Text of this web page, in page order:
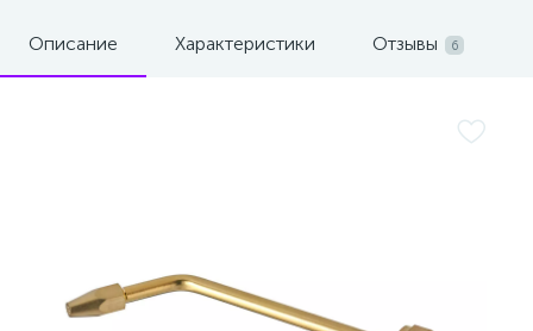
Описание Характеристики Отзывы 6